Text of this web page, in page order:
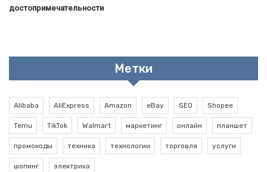
достопримечательности
Метки
Alibaba AliExpress Amazon eBay SEO Shopee
Temu TikTok Walmart маркетинг онлайн планшет
промокоды техника технологии торговля услуги
шопинг электрика